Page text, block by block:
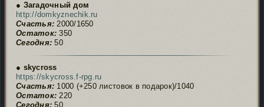
● Загадочный дом
http://domkyznechik.ru
Счастья: 2000/1650
Остаток: 350
Сегодня: 50
● skycross
https://skycross.f-rpg.ru
Счастья: 1000 (+250 листовок в подарок)/1040
Остаток: 220
Сегодня: 50